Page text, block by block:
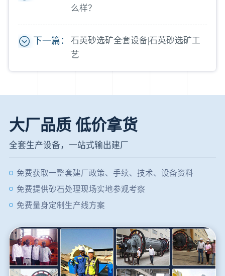
么样？
下一篇：
石英砂选矿全套设备|石英砂选矿工
艺
大厂品质 低价拿货
全套生产设备，一站式输出建厂
免费获取一整套建厂政策、手续、技术、设备资料
免费提供砂石处理现场实地参观考察
免费量身定制生产线方案